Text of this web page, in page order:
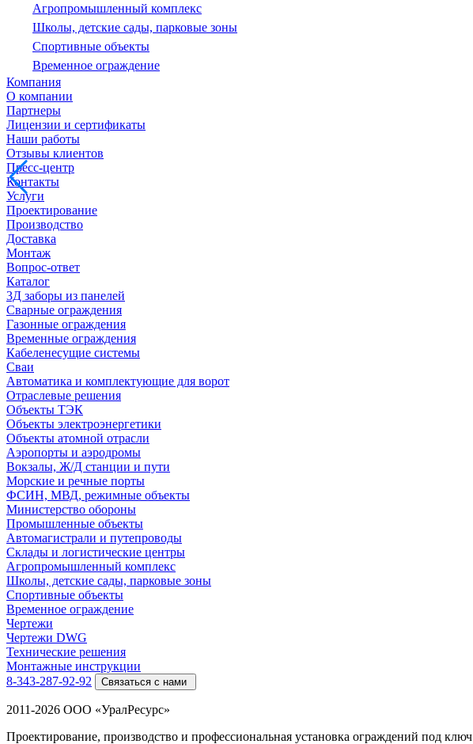
Агропромышленный комплекс
Школы, детские сады, парковые зоны
Спортивные объекты
Временное ограждение
Компания
О компании
Партнеры
Лицензии и сертификаты
Наши работы
Отзывы клиентов
Пресс-центр
Контакты
Услуги
Проектирование
Производство
Доставка
Монтаж
Вопрос-ответ
Каталог
3Д заборы из панелей
Сварные ограждения
Газонные ограждения
Временные ограждения
Кабеленесущие системы
Cваи
Автоматика и комплектующие для ворот
Отраслевые решения
Объекты ТЭК
Объекты электроэнергетики
Объекты атомной отрасли
Аэропорты и аэродромы
Вокзалы, Ж/Д станции и пути
Морские и речные порты
ФСИН, МВД, режимные объекты
Министерство обороны
Промышленные объекты
Автомагистрали и путепроводы
Склады и логистические центры
Агропромышленный комплекс
Школы, детские сады, парковые зоны
Спортивные объекты
Временное ограждение
Чертежи
Чертежи DWG
Технические решения
Монтажные инструкции
8-343-287-92-92
Связаться с нами
2011-2026 ООО «УралРесурс»
Проектирование, производство и профессиональная установка ограждений под ключ